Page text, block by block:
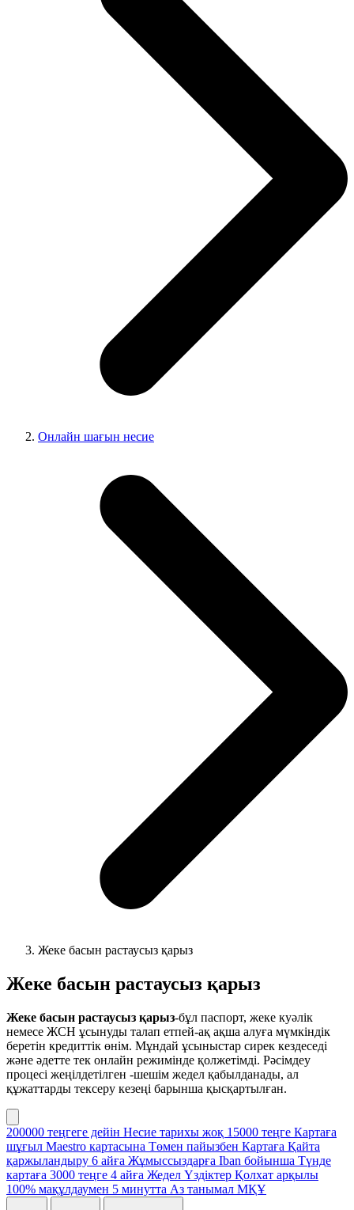
Онлайн шағын несие
Жеке басын растаусыз қарыз
Жеке басын растаусыз қарыз
Жеке басын растаусыз қарыз-бұл паспорт, жеке куәлік
немесе ЖСН ұсынуды талап етпей-ақ ақша алуға мүмкіндік
беретін кредиттік өнім. Мұндай ұсыныстар сирек кездеседі
және әдетте тек онлайн режимінде қолжетімді. Рәсімдеу
процесі жеңілдетілген -шешім жедел қабылданады, ал
құжаттарды тексеру кезеңі барынша қысқартылған.
200000 теңгеге дейін Несие тарихы жоқ 15000 теңге Картаға
шұғыл Maestro картасына Төмен пайызбен Картаға Қайта
қаржыландыру 6 айға Жұмыссыздарға Iban бойынша Түнде
картаға 3000 теңге 4 айға Жедел Үздіктер Қолхат арқылы
100% мақұлдаумен 5 минутта Аз танымал МҚҰ